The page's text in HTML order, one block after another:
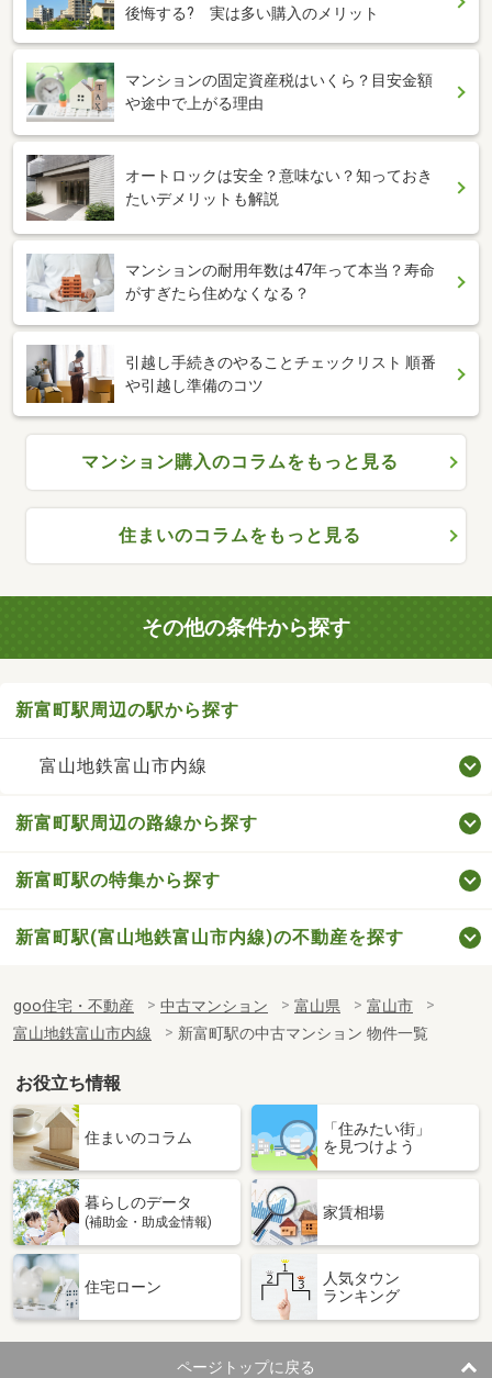
後悔する? 実は多い購入のメリット
マンションの固定資産税はいくら？目安金額
や途中で上がる理由
オートロックは安全？意味ない？知っておき
たいデメリットも解説
マンションの耐用年数は47年って本当？寿命
がすぎたら住めなくなる？
引越し手続きのやることチェックリスト 順番
や引越し準備のコツ
マンション購入のコラムをもっと見る
住まいのコラムをもっと見る
その他の条件から探す
新富町駅周辺の駅から探す
富山地鉄富山市内線
新富町駅周辺の路線から探す
新富町駅の特集から探す
新富町駅(富山地鉄富山市内線)の不動産を探す
goo住宅・不動産 中古マンション 富山県
富山市
富山地鉄富山市内線
新富町駅の中古マンション 物件一覧
お役立ち情報
住まいのコラム
「住みたい街」
を見つけよう
暮らしのデータ
(補助金・助成金情報)
家賃相場
住宅ローン
人気タウン
ランキング
ページトップに戻る